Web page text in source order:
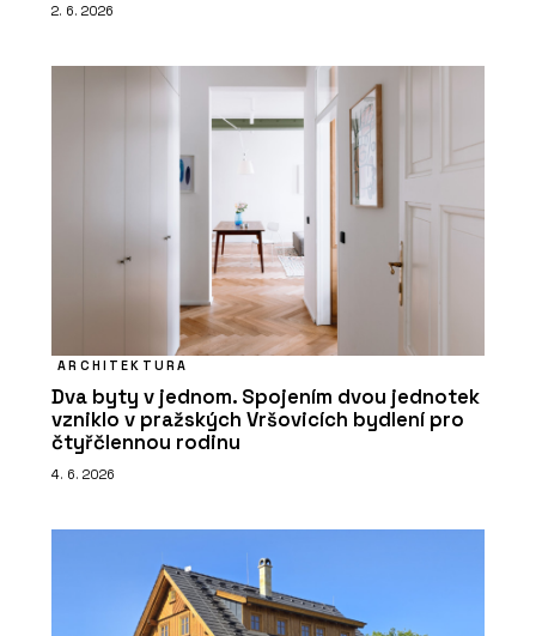
2. 6. 2026
ARCHITEKTURA
Dva byty v jednom. Spojením dvou jednotek
vzniklo v pražských Vršovicích bydlení pro
čtyřčlennou rodinu
4. 6. 2026